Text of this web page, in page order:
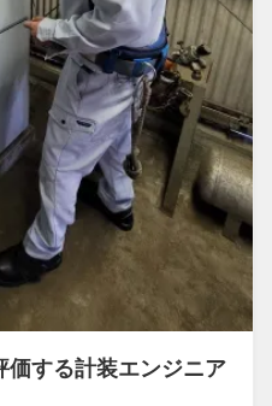
する計装エンジニア